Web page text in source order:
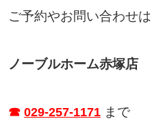
ご予約やお問い合わせは
ノーブルホーム赤塚店
☎ 029-257-1171まで